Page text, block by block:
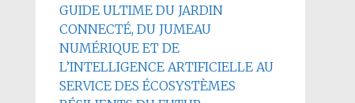
GUIDE ULTIME DU JARDIN
CONNECTÉ, DU JUMEAU
NUMÉRIQUE ET DE
L’INTELLIGENCE ARTIFICIELLE AU
SERVICE DES ÉCOSYSTÈMES